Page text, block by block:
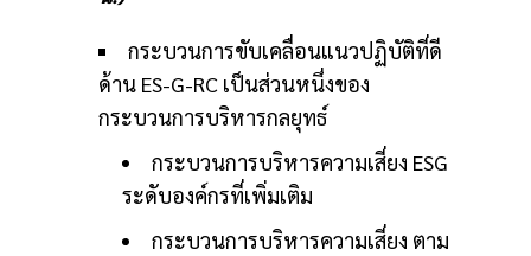
กระบวนการขับเคลื่อนแนวปฏิบัติที่ดี
ด้าน ES-G-RC เป็นส่วนหนึ่งของ
กระบวนการบริหารกลยุทธ์
กระบวนการบริหารความเสี่ยง ESG
ระดับองค์กรที่เพิ่มเติม
กระบวนการบริหารความเสี่ยง ตาม